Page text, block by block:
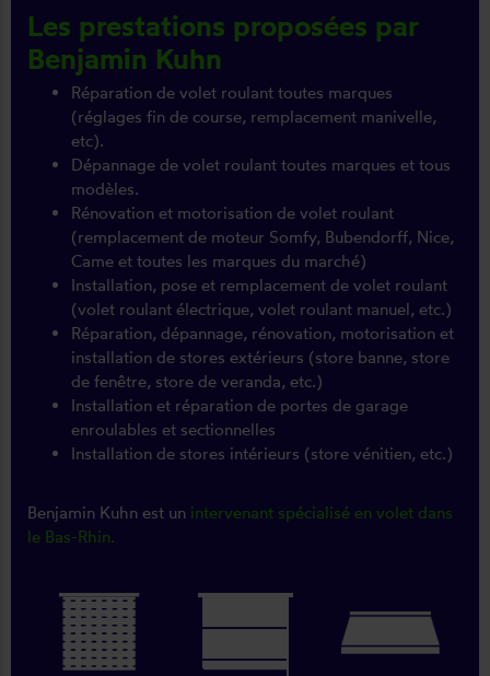
Les prestations proposées par
Benjamin Kuhn
Réparation de volet roulant toutes marques
(réglages fin de course, remplacement manivelle,
etc).
Dépannage de volet roulant toutes marques et tous
modèles.
Rénovation et motorisation de volet roulant
(remplacement de moteur Somfy, Bubendorff, Nice,
Came et toutes les marques du marché)
Installation, pose et remplacement de volet roulant
(volet roulant électrique, volet roulant manuel, etc.)
Réparation, dépannage, rénovation, motorisation et
installation de stores extérieurs (store banne, store
de fenêtre, store de veranda, etc.)
Installation et réparation de portes de garage
enroulables et sectionnelles
Installation de stores intérieurs (store vénitien, etc.)
Benjamin Kuhn est un intervenant spécialisé en volet dans
le Bas-Rhin.